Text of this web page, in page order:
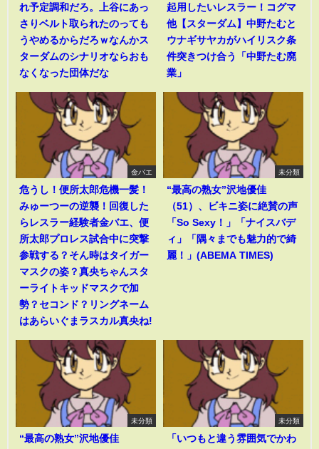
れ予定調和だろ。上谷にあっ
さりベルト取られたのっても
うやめるからだろｗなんかス
ターダムのシナリオならおも
なくなった団体だな
起用したいレスラー！コグマ
他【スターダム】中野たむと
ウナギサヤカがハイリスク条
件突きつけ合う「中野たむ廃
業」
金バエ
危うし！便所太郎危機一髪！
みゅーつーの逆襲！回復した
らレスラー経験者金バエ、便
所太郎プロレス試合中に突撃
参戦する？そん時はタイガー
マスクの姿？真央ちゃんスタ
ーライトキッドマスクで加
勢？セコンド？リングネーム
はあらいぐまラスカル真央ね!
未分類
“最高の熟女”沢地優佳
（51）、ビキニ姿に絶賛の声
「So Sexy！」「ナイスバデ
ィ」「隅々までも魅力的で綺
麗！」(ABEMA TIMES)
未分類
“最高の熟女”沢地優佳
未分類
「いつもと違う雰囲気でかわ